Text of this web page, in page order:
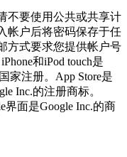
不要使用公共或共享计
帐户后将密码保存于任
方式要求您提供帐户号
和iPod touch是
家注册。App Store是
Inc.的注册商标。
界面是Google Inc.的商